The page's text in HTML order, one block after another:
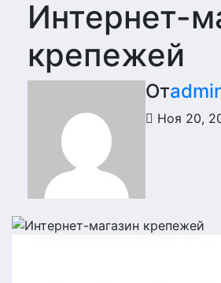
Интернет-
крепежей
От
Ноя 20,